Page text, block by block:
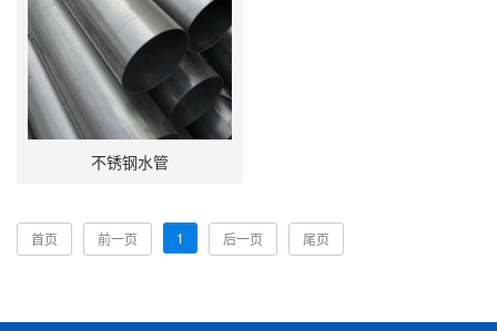
不锈钢水管
首页 前一页 1 后一页 尾页